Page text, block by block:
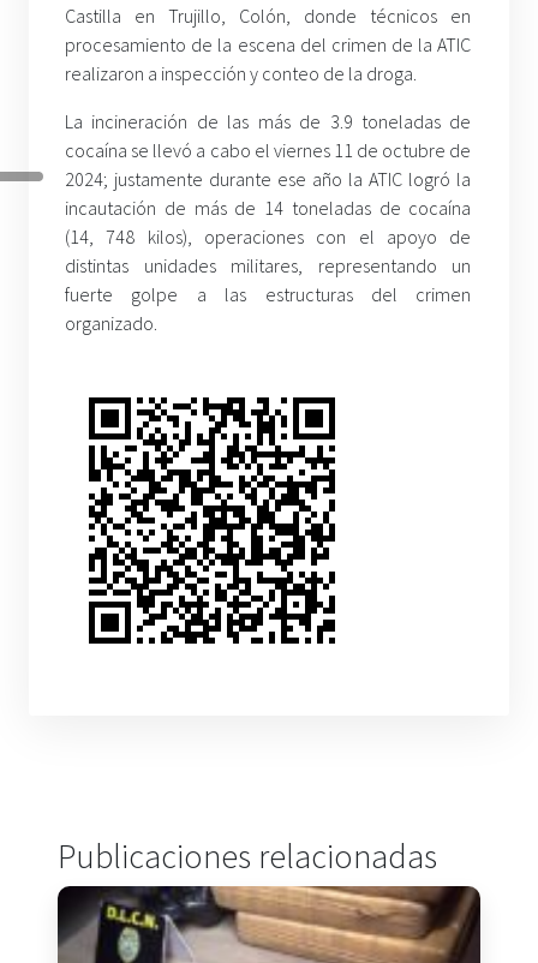
Castilla en Trujillo, Colón, donde técnicos en
procesamiento de la escena del crimen de la ATIC
realizaron a inspección y conteo de la droga.
La incineración de las más de 3.9 toneladas de
cocaína se llevó a cabo el viernes 11 de octubre de
2024; justamente durante ese año la ATIC logró la
incautación de más de 14 toneladas de cocaína
(14, 748 kilos), operaciones con el apoyo de
distintas unidades militares, representando un
fuerte golpe a las estructuras del crimen
organizado.
Publicaciones relacionadas